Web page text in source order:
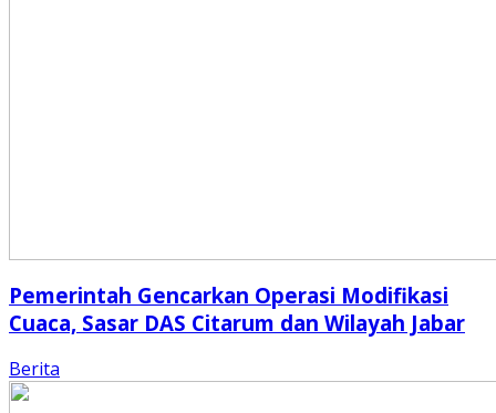
Pemerintah Gencarkan Operasi Modifikasi
Cuaca, Sasar DAS Citarum dan Wilayah Jabar
Berita